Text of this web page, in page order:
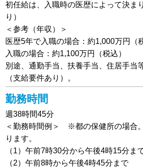
初任給は、入職時の医歴によって決ま
り）
＜参考（年収）＞
医歴5年で入職の場合：約1,000万円（
入職の場合：約1,100万円（税込）
別途、通勤手当、扶養手当、住居手当
（支給要件あり）。
勤務時間
週38時間45分
＜勤務時間例＞ ※都の保健所の場合
ります。
（1）午前7時30分から午後4時15分ま
（2）午前8時から午後4時45分まで